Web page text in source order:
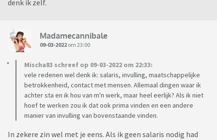
denk ik zelf.
Madamecannibale
09-03-2022 om 23:00
Mischa83 schreef op 09-03-2022 om 22:33:
vele redenen wel denk ik: salaris, invulling, maatschappelijke
betrokkenheid, contact met mensen. Allemaal dingen waar ik
achter sta en ik hou van m'n werk, maar heel eerlijk? Als ik niet
hoef te werken zou ik dat ook prima vinden en een andere
manier van invulling van bovenstaande vinden.
In zekere zin wel met je eens. Als ik geen salaris nodig had